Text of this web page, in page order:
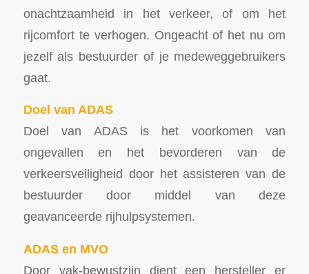
onachtzaamheid in het verkeer, of om het
rijcomfort te verhogen. Ongeacht of het nu om
jezelf als bestuurder of je medeweggebruikers
gaat.
Doel van ADAS
Doel van ADAS is het voorkomen van
ongevallen en het bevorderen van de
verkeersveiligheid door het assisteren van de
bestuurder door middel van deze
geavanceerde rijhulpsystemen.
ADAS en MVO
Door vak-bewustzijn dient een hersteller er